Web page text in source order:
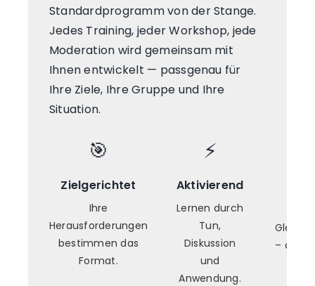
Standardprogramm von der Stange.
Jedes Training, jeder Workshop, jede
Moderation wird gemeinsam mit
Ihnen entwickelt — passgenau für
Ihre Ziele, Ihre Gruppe und Ihre
Situation.
🎯
Zielgerichtet
Ihre
Herausforderungen
bestimmen das
Format.
⚡
Aktivierend
Lernen durch
Tun,
Diskussion
und
Anwendung.
–